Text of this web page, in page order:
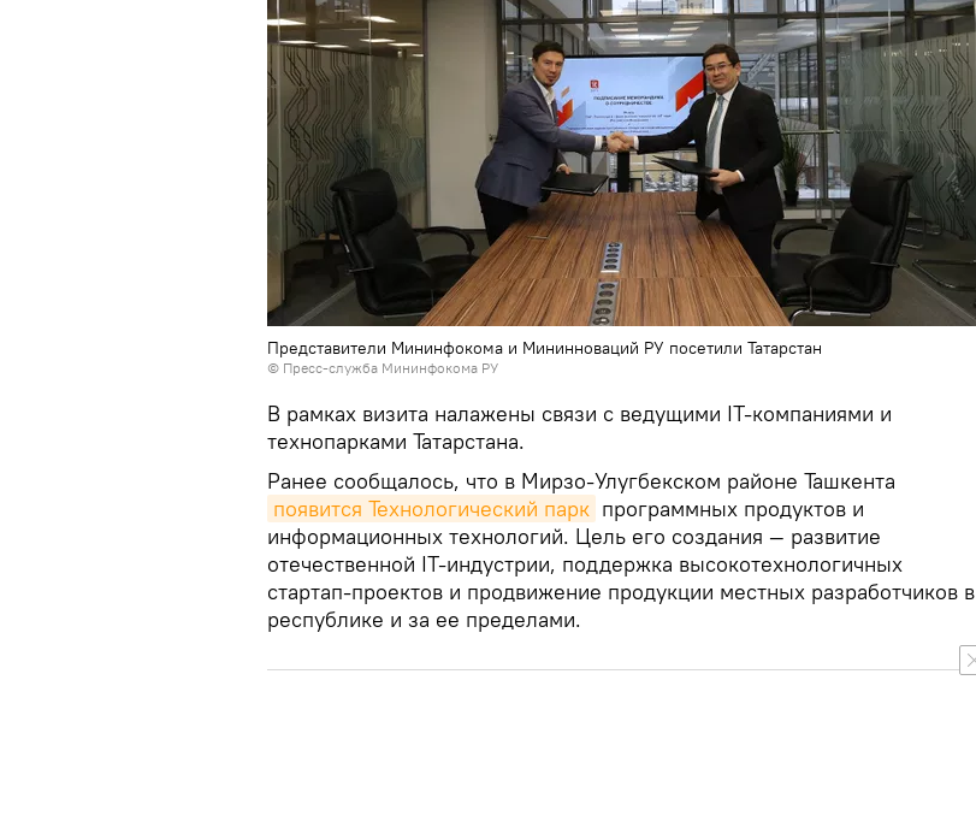
Представители Мининфокома и Мининноваций РУ посетили Татарстан
© Пресс-служба Мининфокома РУ
В рамках визита налажены связи с ведущими IT-компаниями и
технопарками Татарстана.
Ранее сообщалось, что в Мирзо-Улугбекском районе Ташкента
появится Технологический парк программных продуктов и
информационных технологий. Цель его создания — развитие
отечественной IT-индустрии, поддержка высокотехнологичных
стартап-проектов и продвижение продукции местных разработчиков в
республике и за ее пределами.